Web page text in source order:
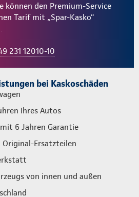
können den Premium-Service
Tarif mit „Spar-Kasko“
231 12010-10
bei Kaskoschäden
Ihres Autos
6 Jahren Garantie
Ersatzteilen
von innen und außen